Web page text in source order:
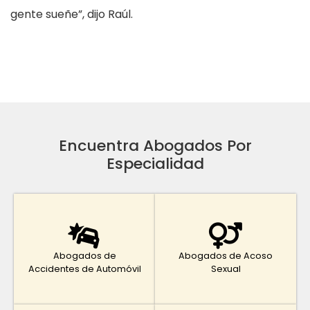
gente sueñe”, dijo Raúl.
Encuentra Abogados Por
Especialidad
Abogados de
Accidentes de Automóvil
Abogados de Acoso
Sexual